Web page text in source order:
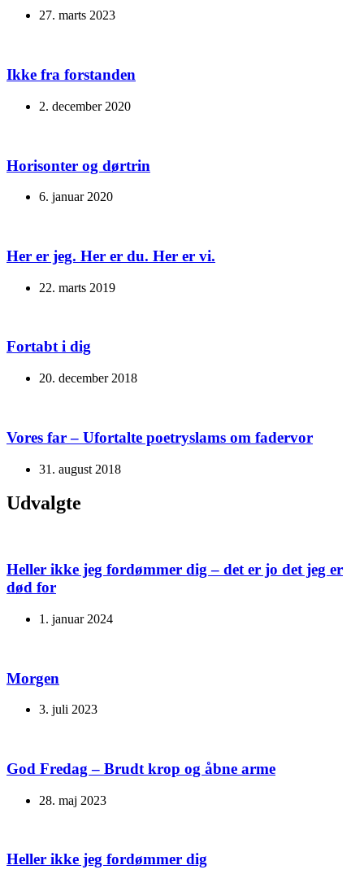
27. marts 2023
Ikke fra forstanden
2. december 2020
Horisonter og dørtrin
6. januar 2020
Her er jeg. Her er du. Her er vi.
22. marts 2019
Fortabt i dig
20. december 2018
Vores far – Ufortalte poetryslams om fadervor
31. august 2018
Udvalgte
Heller ikke jeg fordømmer dig – det er jo det jeg er
død for
1. januar 2024
Morgen
3. juli 2023
God Fredag – Brudt krop og åbne arme
28. maj 2023
Heller ikke jeg fordømmer dig